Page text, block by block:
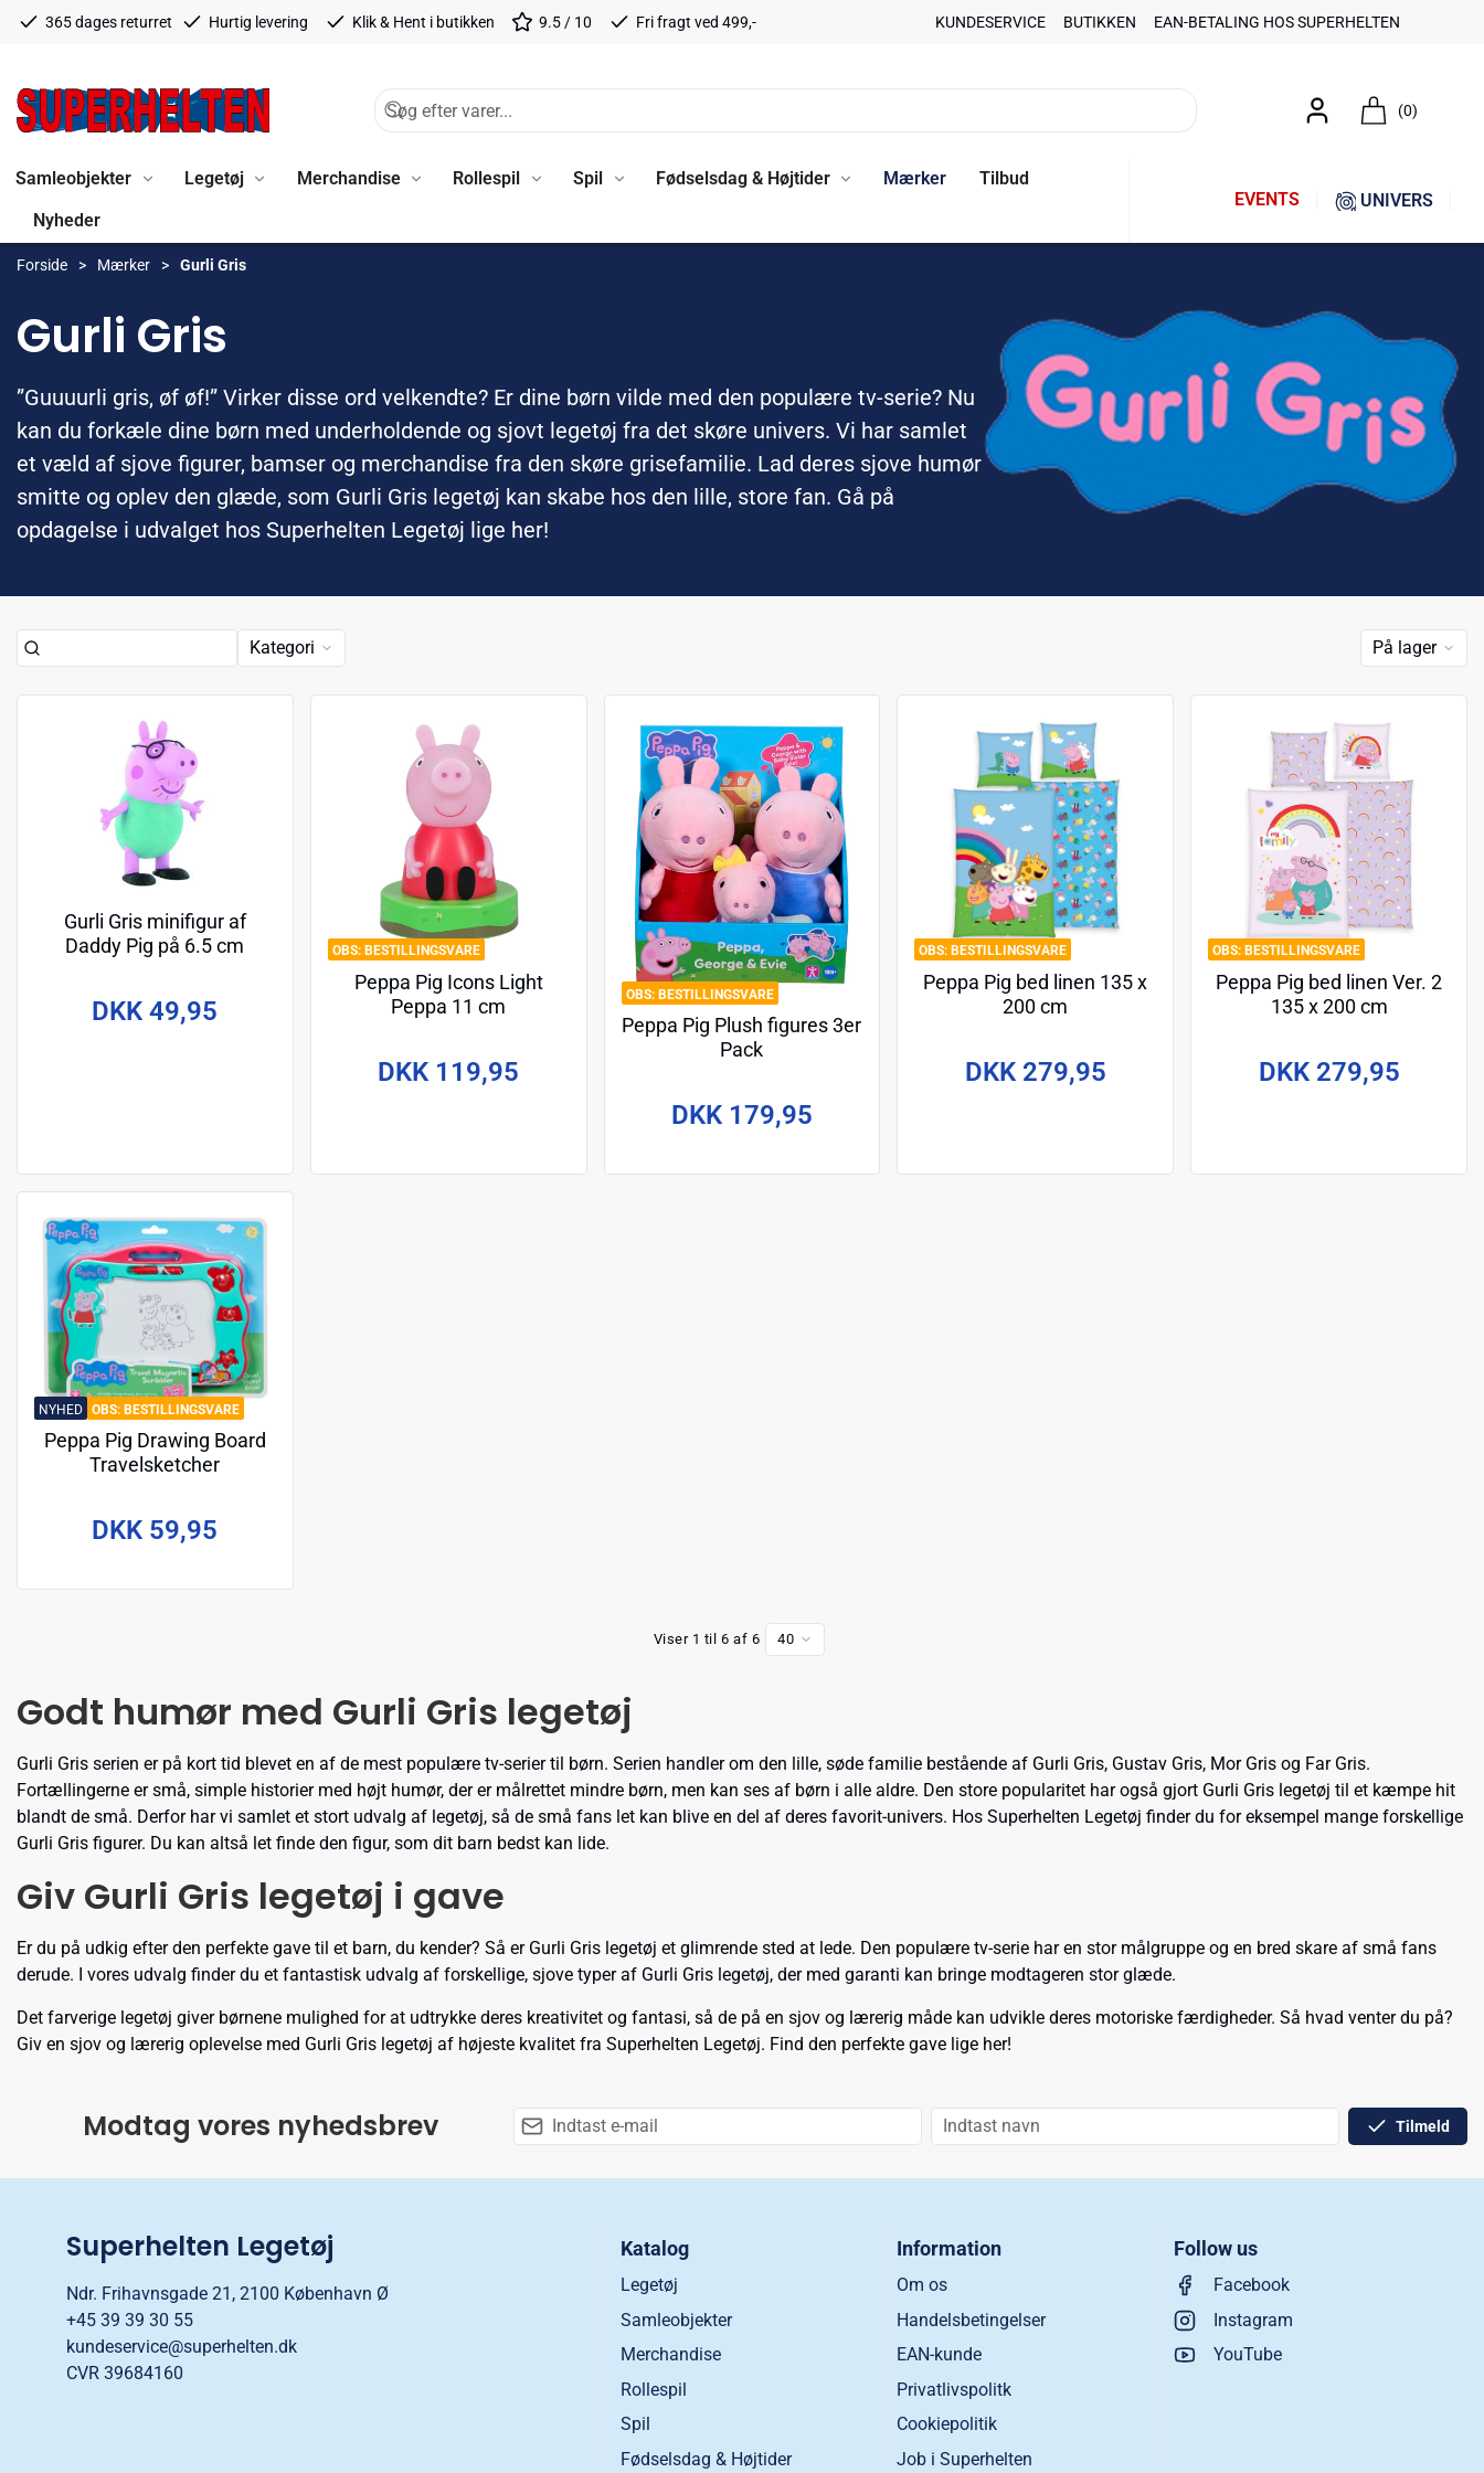
365 dages returret Hurtig levering Klik & Hent i butikken 9.5 / 10 Fri fragt ved 499,- KUNDESERVICE BUTIKKEN EAN-BETALING HOS SUPERHELTEN
(0)
Samleobjekter Legetøj Merchandise Rollespil Spil Fødselsdag & Højtider Mærker
Tilbud
Nyheder
EVENTS UNIVERS
Forside Mærker Gurli Gris
Gurli Gris
”Guuuurli gris, øf øf!” Virker disse ord velkendte? Er dine børn vilde med den populære tv-serie? Nu
kan du forkæle dine børn med underholdende og sjovt legetøj fra det skøre univers. Vi har samlet
et væld af sjove figurer, bamser og merchandise fra den skøre grisefamilie. Lad deres sjove humør
smitte og oplev den glæde, som Gurli Gris legetøj kan skabe hos den lille, store fan. Gå på
opdagelse i udvalget hos Superhelten Legetøj lige her!
Kategori På lager
Gurli Gris minifigur af
Daddy Pig på 6.5 cm
DKK 49,95
BESTILLINGSVARE
Peppa Pig Icons Light
Peppa 11 cm
DKK 119,95
BESTILLINGSVARE
Peppa Pig Plush figures 3er
Pack
DKK 179,95
BESTILLINGSVARE
Peppa Pig bed linen 135 x
200 cm
DKK 279,95
BESTILLINGSVARE
Peppa Pig bed linen Ver. 2
135 x 200 cm
DKK 279,95
NYHED BESTILLINGSVARE
Peppa Pig Drawing Board
Travelsketcher
DKK 59,95
Viser 1 til 6 af 6 40
Godt humør med Gurli Gris legetøj
Gurli Gris serien er på kort tid blevet en af de mest populære tv-serier til børn. Serien handler om den lille, søde familie bestående af Gurli Gris, Gustav Gris, Mor Gris og Far Gris.
Fortællingerne er små, simple historier med højt humør, der er målrettet mindre børn, men kan ses af børn i alle aldre. Den store popularitet har også gjort Gurli Gris legetøj til et kæmpe hit
blandt de små. Derfor har vi samlet et stort udvalg af legetøj, så de små fans let kan blive en del af deres favorit-univers. Hos Superhelten Legetøj finder du for eksempel mange forskellige
Gurli Gris figurer. Du kan altså let finde den figur, som dit barn bedst kan lide.
Giv Gurli Gris legetøj i gave
Er du på udkig efter den perfekte gave til et barn, du kender? Så er Gurli Gris legetøj et glimrende sted at lede. Den populære tv-serie har en stor målgruppe og en bred skare af små fans
derude. I vores udvalg finder du et fantastisk udvalg af forskellige, sjove typer af Gurli Gris legetøj, der med garanti kan bringe modtageren stor glæde.
Det farverige legetøj giver børnene mulighed for at udtrykke deres kreativitet og fantasi, så de på en sjov og lærerig måde kan udvikle deres motoriske færdigheder. Så hvad venter du på?
Giv en sjov og lærerig oplevelse med Gurli Gris legetøj af højeste kvalitet fra Superhelten Legetøj. Find den perfekte gave lige her!
Modtag vores nyhedsbrev Tilmeld
Superhelten Legetøj
Ndr. Frihavnsgade 21, 2100 København Ø
+45 39 39 30 55
kundeservice@superhelten.dk
CVR 39684160
Katalog
Legetøj
Samleobjekter
Merchandise
Rollespil
Spil
Fødselsdag & Højtider
Information
Om os
Handelsbetingelser
EAN-kunde
Privatlivspolitk
Cookiepolitik
Job i Superhelten
Follow us
Facebook
Instagram
YouTube